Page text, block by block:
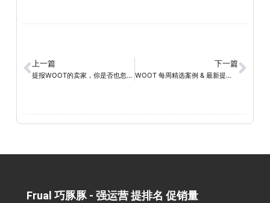
上一篇
提报WOOT的卖家，你是否也忽略了亚马逊新增的第四个广告位？
下一篇
WOOT 每周精选案例 & 最新提报须知｜2026 年 1 月 6 日
Frual 巧豚豚 - 强运营 提排名 促销量​